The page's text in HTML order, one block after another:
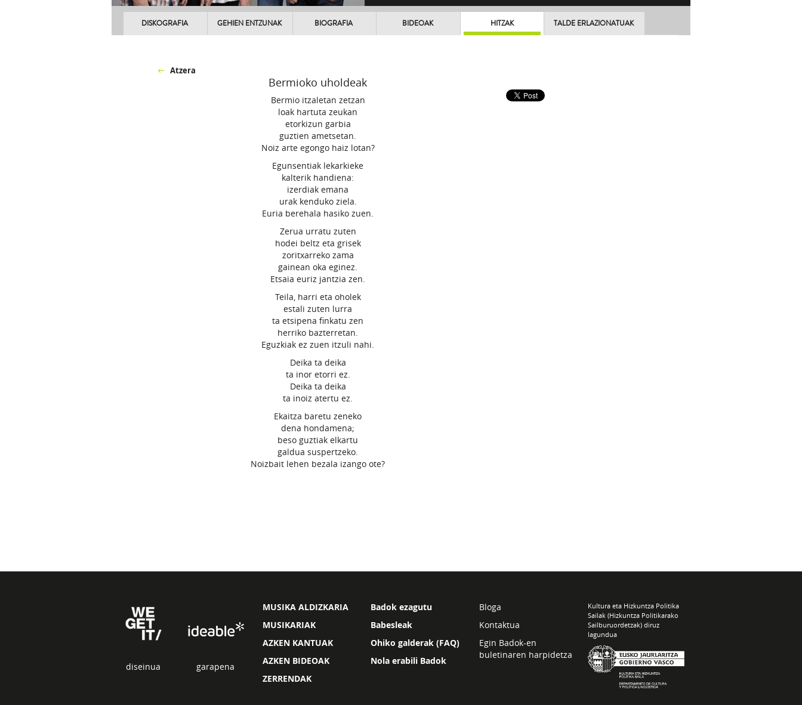
DISKOGRAFIA GEHIEN ENTZUNAK BIOGRAFIA BIDEOAK HITZAK TALDE ERLAZIONATUAK
Atzera
Bermioko uholdeak
Bermio itzaletan zetzan
loak hartuta zeukan
etorkizun garbia
guztien ametsetan.
Noiz arte egongo haiz lotan?
Egunsentiak lekarkieke
kalterik handiena:
izerdiak emana
urak kenduko ziela.
Euria berehala hasiko zuen.
Zerua urratu zuten
hodei beltz eta grisek
zoritxarreko zama
gainean oka eginez.
Etsaia euriz jantzia zen.
Teila, harri eta oholek
estali zuten lurra
ta etsipena finkatu zen
herriko bazterretan.
Eguzkiak ez zuen itzuli nahi.
Deika ta deika
ta inor etorri ez.
Deika ta deika
ta inoiz atertu ez.
Ekaitza baretu zeneko
dena hondamena;
beso guztiak elkartu
galdua suspertzeko.
Noizbait lehen bezala izango ote?
diseinua garapena
MUSIKA ALDIZKARIA
MUSIKARIAK
AZKEN KANTUAK
AZKEN BIDEOAK
ZERRENDAK
Badok ezagutu
Babesleak
Ohiko galderak (FAQ)
Nola erabili Badok
Bloga
Kontaktua
Egin Badok-en
buletinaren harpidetza
Kultura eta Hizkuntza Politika
Sailak (Hizkuntza Politikarako
Sailburuordetzak) diruz
lagundua